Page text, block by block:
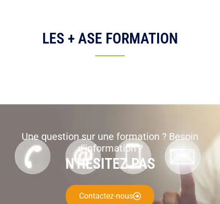
LES + ASE FORMATION
Une question sur une formation ? Besoin
d’information ?
N'HÉSITEZ PAS
Contactez-nous